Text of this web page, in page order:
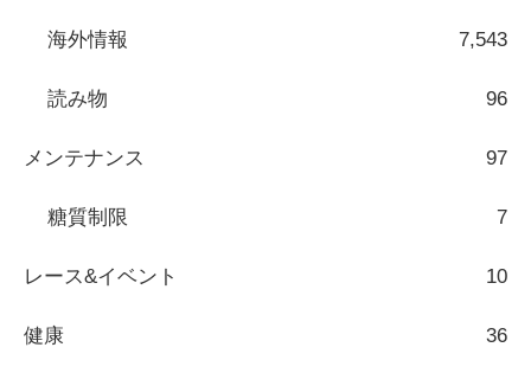
海外情報 7,543
読み物 96
メンテナンス 97
糖質制限 7
レース&イベント 10
健康 36